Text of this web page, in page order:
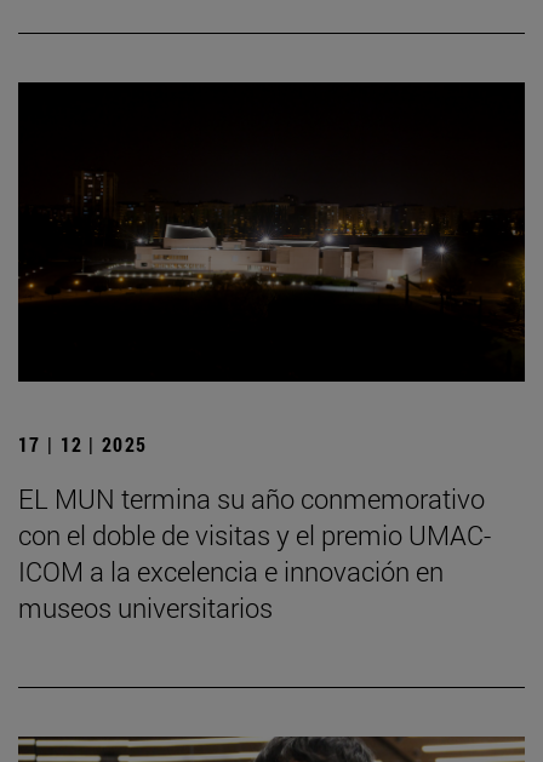
17 | 12 | 2025
EL MUN termina su año conmemorativo
con el doble de visitas y el premio UMAC-
ICOM a la excelencia e innovación en
museos universitarios